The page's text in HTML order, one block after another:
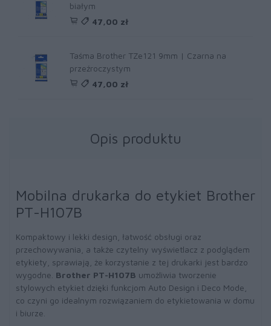
białym
47,00 zł
Taśma Brother TZe121 9mm | Czarna na
przeźroczystym
47,00 zł
Opis produktu
Mobilna drukarka do etykiet Brother
PT-H107B
Kompaktowy i lekki design, łatwość obsługi oraz
przechowywania, a także czytelny wyświetlacz z podglądem
etykiety, sprawiają, że korzystanie z tej drukarki jest bardzo
wygodne. Brother PT-H107B umożliwia tworzenie
stylowych etykiet dzięki funkcjom Auto Design i Deco Mode,
co czyni go idealnym rozwiązaniem do etykietowania w domu
i biurze.